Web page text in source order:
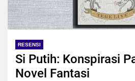
RESENSI
Si Putih: Konspirasi
Novel Fantasi